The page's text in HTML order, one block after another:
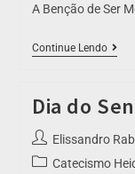
A Benção de Ser
Continue Lendo
Dia do
Elissandro
Catecismo